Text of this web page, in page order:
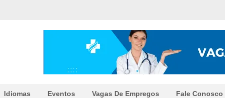
Idiomas Eventos Vagas De Empregos Fale Conosco